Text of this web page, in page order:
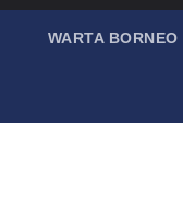
WARTA BORNEO